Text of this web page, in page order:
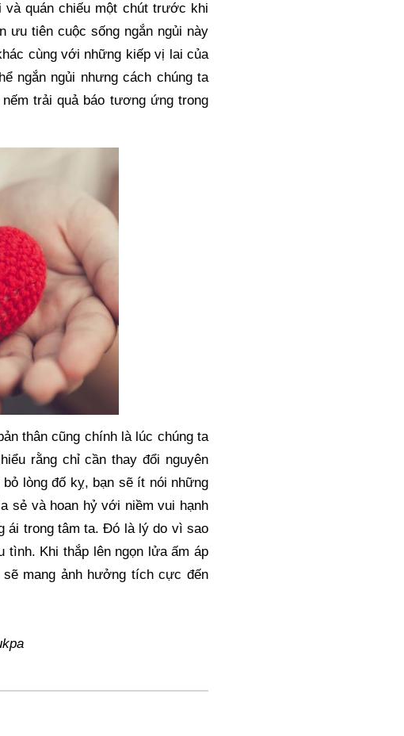
và quán chiếu một chút trước khi
ưu tiên cuộc sống ngắn ngủi này
cùng với những kiếp vị lai của
ngắn ngủi nhưng cách chúng ta
trải quả báo tương ứng trong
thân cũng chính là lúc chúng ta
rằng chỉ cần thay đổi nguyên
lòng đố kỵ, bạn sẽ ít nói những
sẻ và hoan hỷ với niềm vui hạnh
ái trong tâm ta. Đó là lý do vì sao
tình. Khi thắp lên ngọn lửa ấm áp
mang ảnh hưởng tích cực đến